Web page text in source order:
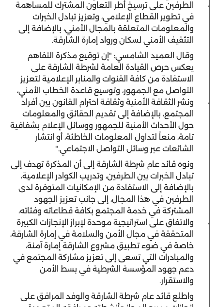
الطرفين على ترسيخ أُطر التعاون المشترك للمساهمة
في تطوير القطاع الإعلامي، وتعزيز تبادل الخبرات
والمعلومات المتعلقة بالمجال الأمني، بالإضافة إلى
التثقيف الأمني لسكان ورواد إمارة الشارقة.
وقال العميد الشامسي: "إن توقيع مذكرة التفاهم
يعكس حرص القيادة العامة لشرطة الشارقة على
الاستفادة من كافة القنوات والمنابر الإعلامية لتعزيز
التواصل مع الجمهور، وتوسيع قاعدة الخطاب الأمني،
ونشر الثقافة الأمنية وثقافة احترام القانون بين أفراد
المجتمع، بالإضافة إلى تقديم الحقائق والمعلومات
حول الأحداث الأمنية للجمهور ووسائل الإعلام بشفافية
تامة، منعاً لتداول المعلومات الخاطئة، أو انتشار
الشائعات عبر وسائل التواصل الاجتماعي."
ونوه قائد عام شرطة الشارقة إلى أن المذكرة تهدف إلى
تبادل الخبرات بين الطرفين، وتدريب الكوادر الإعلامية،
بالإضافة إلى الاستفادة من الإمكانيات المتوفرة لدى
الطرفين في هذا المجال، إلى جانب تعزيز الجهود
المشتركة في خدمة المجتمع بكافة قطاعاته وفئاته،
والاتفاق على استراتيجية موحدة لإبراز الإنجازات الكبيرة
المتحققة في مجال الأمن والسلامة في إمارة الشارقة،
خاصة في ضوء تطبيق مشروع الشارقة إمارة آمنة،
والمبادرات التي تسعى إلى تعزيز مشاركة المجتمع في
دعم جهود المؤسسة الشرطية في بسط الأمن
والاستقرار.
واطلع قائد عام شرطة الشارقة والوفد المرافق على